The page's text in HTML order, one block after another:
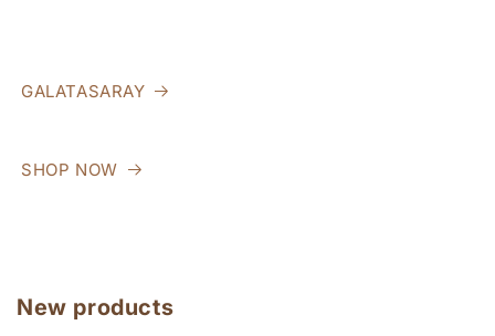
GALATASARAY
SHOP NOW
New products